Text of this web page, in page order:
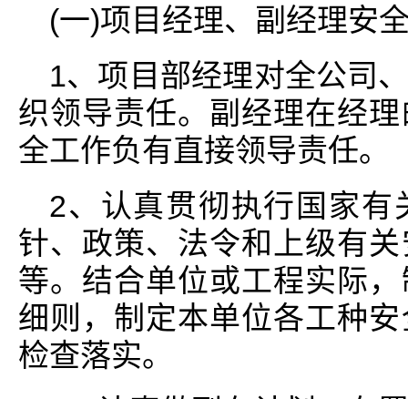
(一)项目经理、副经理安
1、项目部经理对全公司
织领导责任。副经理在经
全工作负有直接领导责任。
2、认真贯彻执行国家有
针、政策、法令和上级有
等。结合单位或工程实际
细则，制定本单位各工种
检查落实。